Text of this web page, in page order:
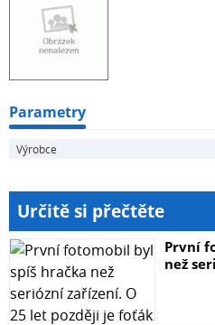
Parametry
Výrobce
Určitě si přečtěte
První
než